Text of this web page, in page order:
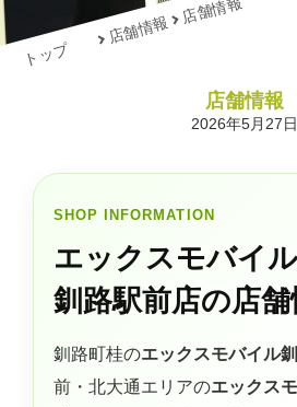
トップ
店舗情報
店舗情報
店舗情報
2026年5月27日
SHOP INFORMATION
エックスモバイ
釧路駅前店の店舗
釧路町桂のエックスモバイル
前・北大通エリアのエックス